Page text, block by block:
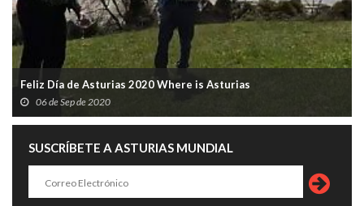
Feliz Día de Asturias 2020 Where is Asturias
06 de Sep de 2020
SUSCRÍBETE A ASTURIAS MUNDIAL